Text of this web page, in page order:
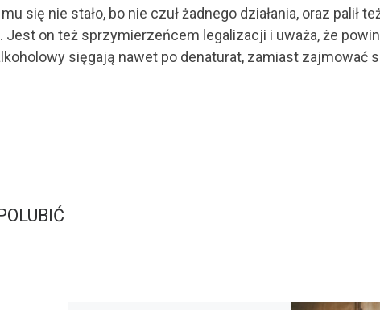
się nie stało, bo nie czuł żadnego działania, oraz palił
Jest on też sprzymierzeńcem legalizacji i uważa, że
sięgają nawet po denaturat, zamiast zajmować